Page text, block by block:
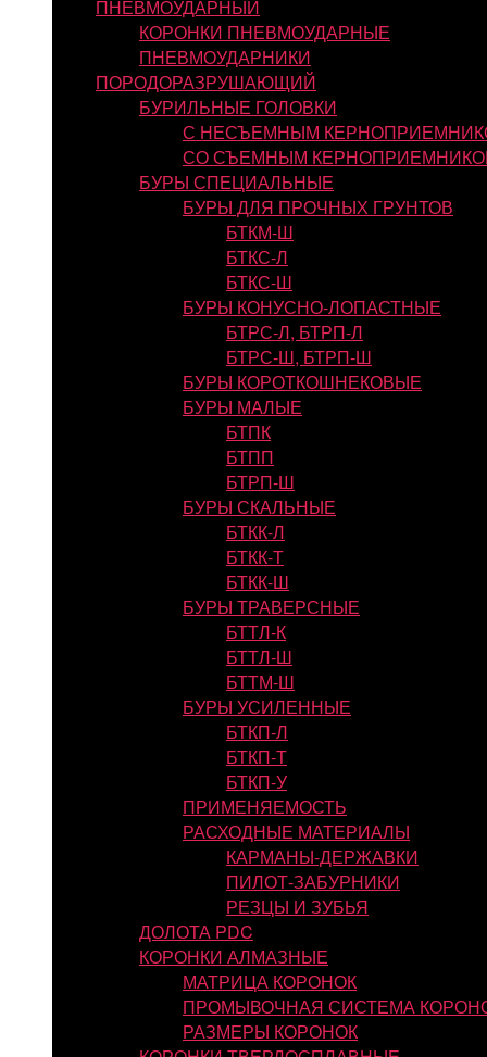
ПНЕВМОУДАРНЫЙ
КОРОНКИ ПНЕВМОУДАРНЫЕ
ПНЕВМОУДАРНИКИ
ПОРОДОРАЗРУШАЮЩИЙ
БУРИЛЬНЫЕ ГОЛОВКИ
С НЕСЪЕМНЫМ
СО СЪЕМНЫМ
БУРЫ СПЕЦИАЛЬНЫЕ
БУРЫ ДЛЯ ПРОЧНЫХ ГРУНТОВ
БТКМ-Ш
БТКС-Л
БТКС-Ш
БУРЫ КОНУСНО-ЛОПАСТНЫЕ
БТРС-Л, БТРП-Л
БТРС-Ш, БТРП-Ш
БУРЫ КОРОТКОШНЕКОВЫЕ
БУРЫ МАЛЫЕ
БТПК
БТПП
БТРП-Ш
БУРЫ СКАЛЬНЫЕ
БТКК-Л
БТКК-Т
БТКК-Ш
БУРЫ ТРАВЕРСНЫЕ
БТТЛ-К
БТТЛ-Ш
БТТМ-Ш
БУРЫ УСИЛЕННЫЕ
БТКП-Л
БТКП-Т
БТКП-У
ПРИМЕНЯЕМОСТЬ
РАСХОДНЫЕ МАТЕРИАЛЫ
КАРМАНЫ-ДЕРЖАВКИ
ПИЛОТ-ЗАБУРНИКИ
РЕЗЦЫ И ЗУБЬЯ
ДОЛОТА PDC
КОРОНКИ АЛМАЗНЫЕ
МАТРИЦА КОРОНОК
ПРОМЫВОЧНАЯ СИСТЕМА
РАЗМЕРЫ КОРОНОК